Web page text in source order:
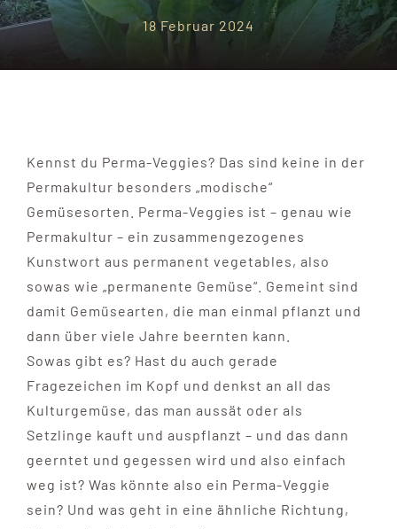
18 Februar 2024
Kennst du Perma-Veggies? Das sind keine in der
Permakultur besonders „modische“
Gemüsesorten. Perma-Veggies ist – genau wie
Permakultur – ein zusammengezogenes
Kunstwort aus permanent vegetables, also
sowas wie „permanente Gemüse“. Gemeint sind
damit Gemüsearten, die man einmal pflanzt und
dann über viele Jahre beernten kann.
Sowas gibt es? Hast du auch gerade
Fragezeichen im Kopf und denkst an all das
Kulturgemüse, das man aussät oder als
Setzlinge kauft und auspflanzt – und das dann
geerntet und gegessen wird und also einfach
weg ist? Was könnte also ein Perma-Veggie
sein? Und was geht in eine ähnliche Richtung,